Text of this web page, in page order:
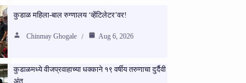
कुडाळ महिला-बाल रुग्णालय ‘व्हेंटिलेटर’वर!
Chinmay Ghogale Aug 6, 2026
कुडाळमध्ये वीजप्रवाहाच्या धक्काने १९ वर्षीय तरुणाचा दुर्दैवी
अंत